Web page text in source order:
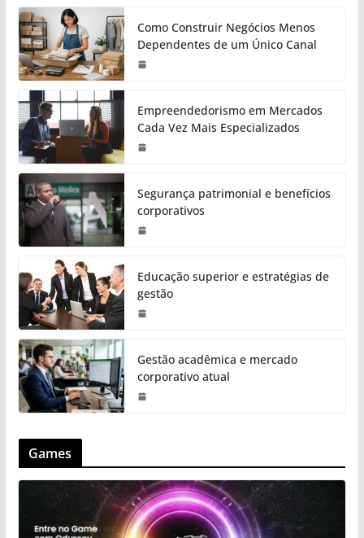
Como Construir Negócios Menos
Dependentes de um Único Canal
Empreendedorismo em Mercados
Cada Vez Mais Especializados
Segurança patrimonial e benefícios
corporativos
Educação superior e estratégias de
gestão
Gestão acadêmica e mercado
corporativo atual
Games